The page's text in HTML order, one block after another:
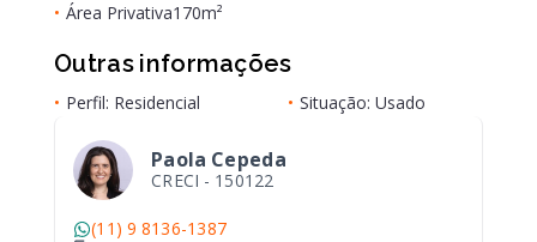
• Área Privativa170m²
Outras informações
• Perfil: Residencial • Situação: Usado
Paola Cepeda
CRECI - 150122
(11) 9 8136-1387